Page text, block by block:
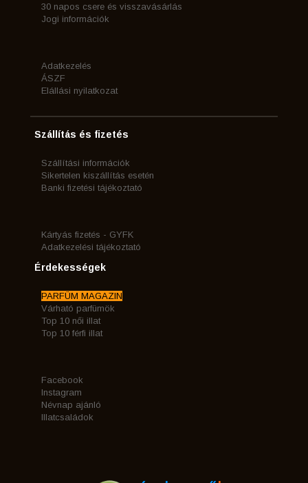
30 napos csere és visszavásárlás
Jogi információk
Adatkezelés
ÁSZF
Elállási nyilatkozat
Szállítás és fizetés
Szállítási információk
Sikertelen kiszállítás esetén
Banki fizetési tájékoztató
Kártyás fizetés - GYFK
Adatkezelési tájékoztató
Érdekességek
PARFÜM MAGAZIN
Várható parfümök
Top 10 női illat
Top 10 férfi illat
Facebook
Instagram
Névnap ajánló
Illatcsaládok